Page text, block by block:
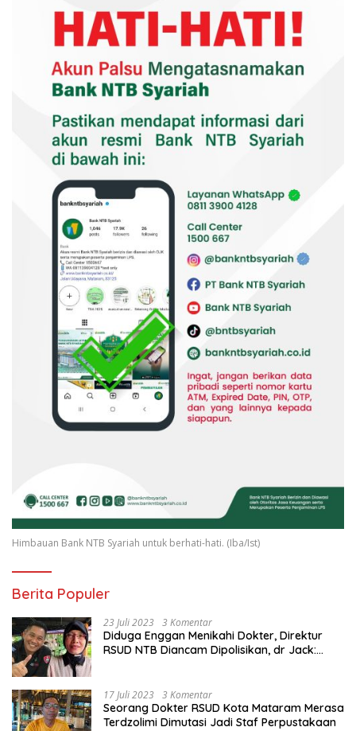
Himbauan Bank NTB Syariah untuk berhati-hati. (Iba/Ist)
Berita Populer
23 Juli 2023 3 Komentar
Diduga Enggan Menikahi Dokter, Direktur
RSUD NTB Diancam Dipolisikan, dr Jack:
17 Juli 2023 3 Komentar
Seorang Dokter RSUD Kota Mataram Merasa
Terdzolimi Dimutasi Jadi Staf Perpustakaan